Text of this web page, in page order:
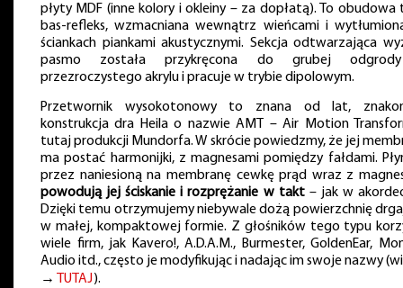
płyty MDF (inne kolory i okleiny – za dopłatą). To obudowa
bas-refleks, wzmacniana wewnątrz wieńcami i
ściankach piankami akustycznymi. Sekcja odtwarzająca
pasmo została przykręcona do grubej
przezroczystego akrylu i pracuje w trybie dipolowym.
Przetwornik wysokotonowy to znana od lat,
konstrukcja dra Heila o nazwie AMT – Air Motion
tutaj produkcji Mundorfa. W skrócie powiedzmy, że jej
ma postać harmonijki, z magnesami pomiędzy fałdami.
przez naniesioną na membranę cewkę prąd wraz z
powodują jej ściskanie i rozprężanie w takt– jak w
Dzięki temu otrzymujemy niebywale dożą powierzchnię
w małej, kompaktowej formie. Z głośników tego typu
wiele firm, jak Kavero!, A.D.A.M., Burmester, GoldenEar,
Audio itd., często je modyfikując i nadając im swoje nazwy
→ TUTAJ).